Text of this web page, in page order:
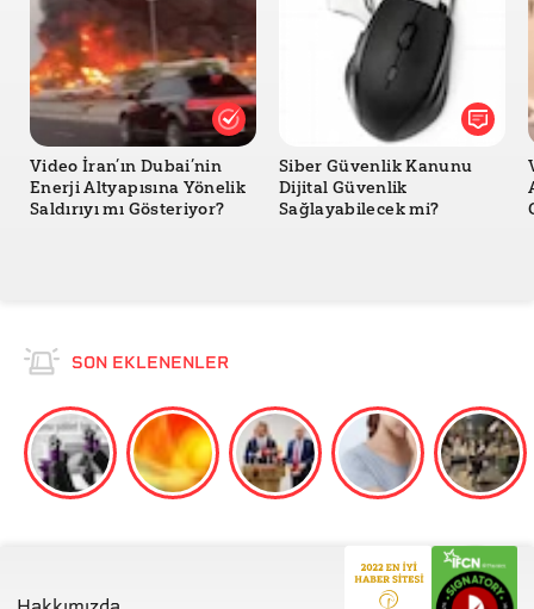
Video İran’ın Dubai’nin
Enerji Altyapısına Yönelik
Saldırıyı mı Gösteriyor?
Siber Güvenlik Kanunu
Dijital Güvenlik
Sağlayabilecek mi?
SON EKLENENLER